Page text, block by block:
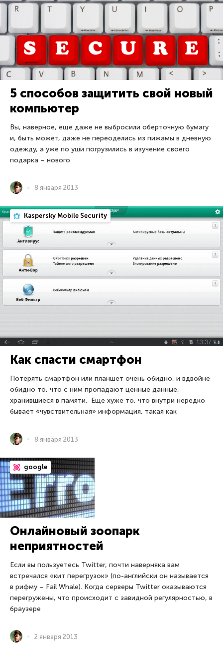
5 способов защитить свой новый
компьютер
Вы, наверное, еще даже не выбросили оберточную бумагу
и, быть может, даже не переоделись из пижамы в дневную
одежду, а уже по уши погрузились в изучение своего
подарка – нового
8 января 2013
Kaspersky Mobile Security
Как спасти смартфон
Потерять смартфон или планшет очень обидно, и вдвойне
обидно то, что с ним пропадают ценные данные,
хранившиеся в памяти. Еще хуже то, что внутри нередко
бывает «чувствительная» информация, такая как
8 января 2013
google
Онлайновый зоопарк
неприятностей
Если вы пользуетесь Twitter, почти наверняка вам
встречался «кит перегрузок» (по-английски он называется
в рифму – Fail Whale). Когда серверы Twitter оказываются
перегружены, что происходит с завидной регулярностью, в
браузере
2 января 2013